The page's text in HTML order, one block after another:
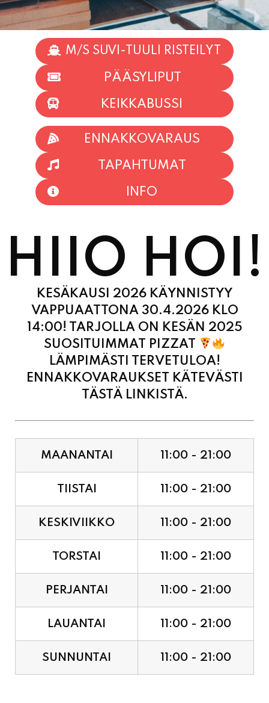
M/S SUVI-TUULI RISTEILYT
PÄÄSYLIPUT
KEIKKABUSSI
TAPAHTUMAT
INFO
HIIO HOI!
KESÄKAUSI 2026 KÄYNNISTYY
VAPPUAATTONA 30.4.2026 KLO
14:00! TARJOLLA ON KESÄN 2025
SUOSITUIMMAT PIZZAT
LÄMPIMÄSTI TERVETULOA!
ENNAKKOVARAUKSET KÄTEVÄSTI
TÄSTÄ LINKISTÄ.
TIISTAI 11:00 - 21:00
KESKIVIIKKO 11:00 - 21:00
TORSTAI 11:00 - 21:00
PERJANTAI 11:00 - 21:00
LAUANTAI 11:00 - 21:00
SUNNUNTAI 11:00 - 21:00